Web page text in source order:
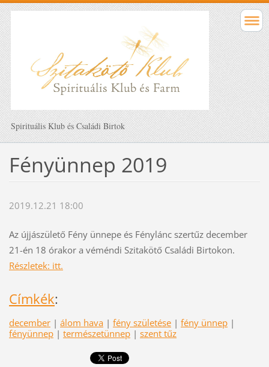
Spirituális Klub és Családi Birtok
Fényünnep 2019
2019.12.21 18:00
Az újjászülető Fény ünnepe és Fénylánc szertűz december
21-én 18 órakor a véméndi Szitakötő Családi Birtokon.
Részletek: itt.
Címkék:
december | álom hava | fény születése | fény ünnep |
fényünnep | természetünnep | szent tűz